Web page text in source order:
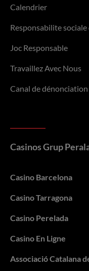
Calendrier
Responsabilite
Joc Responsable
Travaillez Avec Nous
Canal de dénonciation
Casinos Grup
Casino Barcelona
Casino Tarragona
Casino Perelada
Casino En Ligne
Associació Catalana